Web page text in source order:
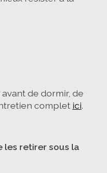
de dormir, de
complet ici.
les retirer sous la